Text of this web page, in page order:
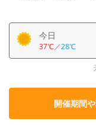
今日
37℃／28℃
開催期間